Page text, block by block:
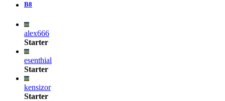
B8
alex666
Starter
esenthial
Starter
kensizor
Starter